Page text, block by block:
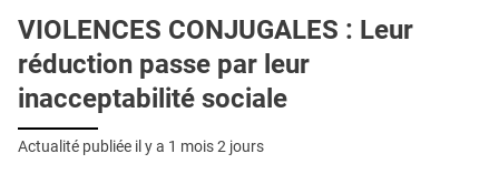
CRÉDITS
VIOLENCES CONJUGALES : Leur
réduction passe par leur
inacceptabilité sociale
Actualité publiée il y a 1 mois 2 jours